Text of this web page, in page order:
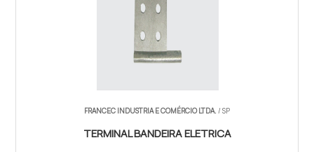
FRANCEC INDUSTRIA E COMÉRCIO LTDA. / SP
TERMINAL BANDEIRA ELETRICA